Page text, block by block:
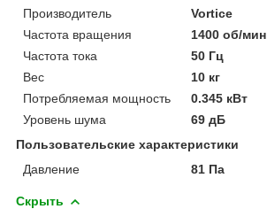
Производитель
Vortice
Частота вращения
1400 об/мин
Частота тока
50 Гц
Вес
10 кг
Потребляемая мощность
0.345 кВт
Уровень шума
69 дБ
Пользовательские характеристики
Давление
81 Па
Скрыть